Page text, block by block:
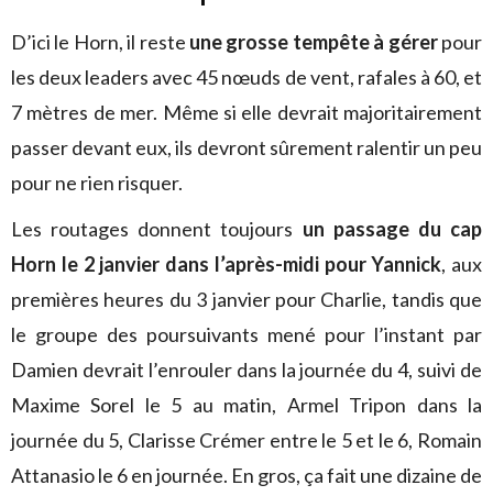
D’ici le Horn, il reste une grosse tempête à gérerpour
les deux leaders avec 45 nœuds de vent, rafales à 60, et
7 mètres de mer. Même si elle devrait majoritairement
passer devant eux, ils devront sûrement ralentir un peu
pour ne rien risquer.
Les routages donnent toujours un passage du cap
Horn le 2 janvier dans l’après-midi pour Yannick, aux
premières heures du 3 janvier pour Charlie, tandis que
le groupe des poursuivants mené pour l’instant par
Damien devrait l’enrouler dans la journée du 4, suivi de
Maxime Sorel le 5 au matin, Armel Tripon dans la
journée du 5, Clarisse Crémer entre le 5 et le 6, Romain
Attanasio le 6 en journée. En gros, ça fait une dizaine de